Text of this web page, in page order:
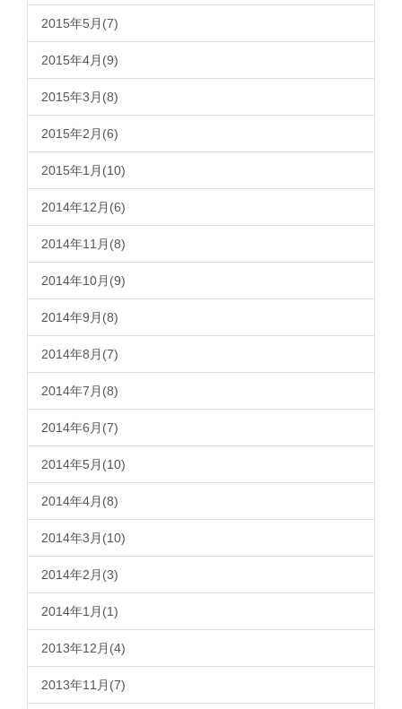
2015年5月(7)
2015年4月(9)
2015年3月(8)
2015年2月(6)
2015年1月(10)
2014年12月(6)
2014年11月(8)
2014年10月(9)
2014年9月(8)
2014年8月(7)
2014年7月(8)
2014年6月(7)
2014年5月(10)
2014年4月(8)
2014年3月(10)
2014年2月(3)
2014年1月(1)
2013年12月(4)
2013年11月(7)